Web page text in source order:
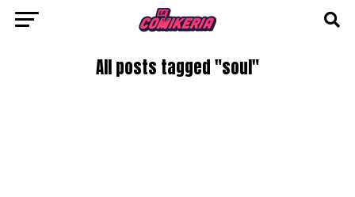
All posts tagged "soul"